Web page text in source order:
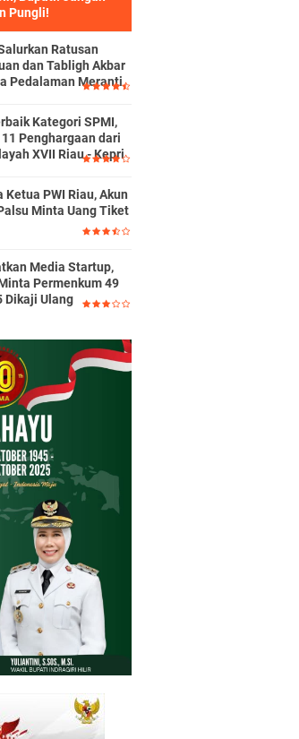
Pungli!
Ratusan
dan Tabligh Akbar
Pedalaman Meranti
Kategori SPMI,
11 Penghargaan dari
XVII Riau - Kepri
Ketua PWI Riau, Akun
Minta Uang Tiket
Media Startup,
Permenkum 49
Dikaji Ulang